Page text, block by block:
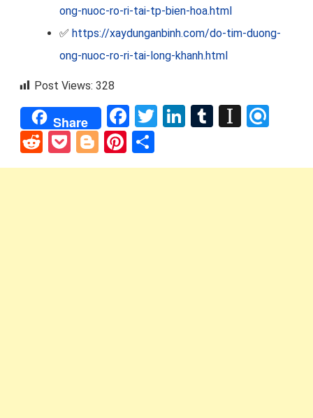
ong-nuoc-ro-ri-tai-tp-bien-hoa.html
✅ https://xaydunganbinh.com/do-tim-duong-
ong-nuoc-ro-ri-tai-long-khanh.html
Post Views: 328
Share Facebook
TwitterLinkedIn
Tumblr
RedditPocket
BloggerPinterest